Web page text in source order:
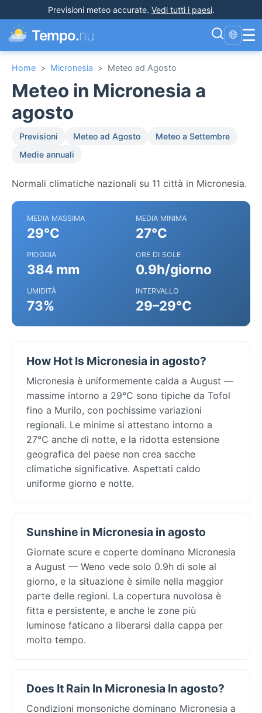
Previsioni meteo accurate. Vedi tutti i paesi.
Tempo.nu 🌐 ☰
Home > Micronesia > Meteo ad Agosto
Meteo in Micronesia a
agosto
Previsioni Meteo ad Agosto
Meteo a Settembre
Medie annuali
Normali climatiche nazionali su 11 città in Micronesia.
MEDIA MASSIMA
29°C
MEDIA MINIMA
27°C
PIOGGIA
384 mm
ORE DI SOLE
0.9h/giorno
UMIDITÀ
73%
INTERVALLO
29–29°C
How Hot Is Micronesia in agosto?
Micronesia è uniformemente calda a August —
massime intorno a 29°C sono tipiche da Tofol
fino a Murilo, con pochissime variazioni
regionali. Le minime si attestano intorno a
27°C anche di notte, e la ridotta estensione
geografica del paese non crea sacche
climatiche significative. Aspettati caldo
uniforme giorno e notte.
Sunshine in Micronesia in agosto
Giornate scure e coperte dominano Micronesia
a August — Weno vede solo 0.9h di sole al
giorno, e la situazione è simile nella maggior
parte delle regioni. La copertura nuvolosa è
fitta e persistente, e anche le zone più
luminose faticano a liberarsi dalla cappa per
molto tempo.
Does It Rain In Micronesia In agosto?
Condizioni monsoniche dominano Micronesia a